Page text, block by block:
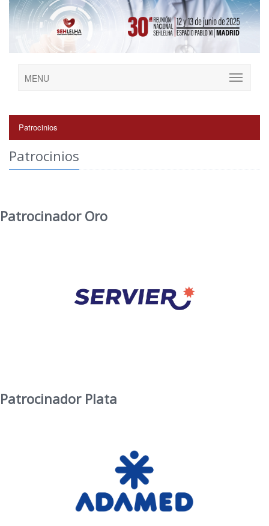
MENU
Patrocinios
Patrocinios
Patrocinador Oro
Patrocinador Plata